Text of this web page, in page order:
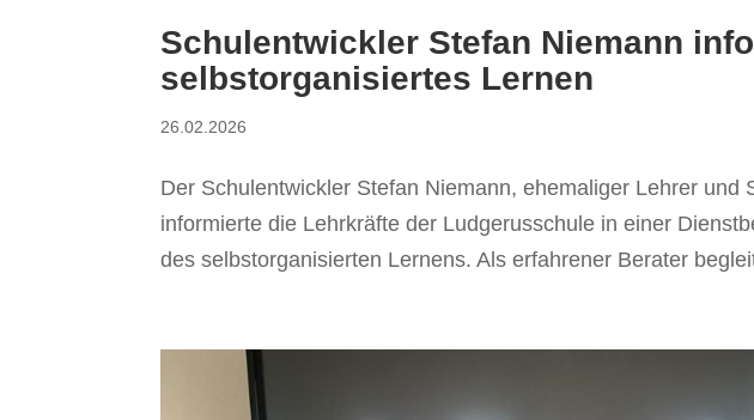
Schulentwickler Stefan Niemann
selbstorganisiertes Lernen
26.02.2026
Der Schulentwickler Stefan Niemann, ehemaliger Lehrer und
informierte die Lehrkräfte der Ludgerusschule in einer
des selbstorganisierten Lernens. Als erfahrener Berater